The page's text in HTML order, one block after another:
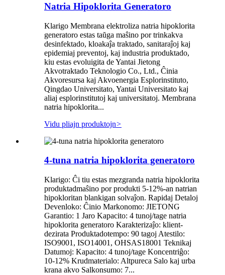
Natria Hipoklorita Generatoro
Klarigo Membrana elektroliza natria hipoklorita
generatoro estas taŭga maŝino por trinkakva
desinfektado, kloakaĵa traktado, sanitaraĵoj kaj
epidemiaj preventoj, kaj industria produktado,
kiu estas evoluigita de Yantai Jietong
Akvotraktado Teknologio Co., Ltd., Ĉinia
Akvoresursa kaj Akvoenergia Esplorinstituto,
Qingdao Universitato, Yantai Universitato kaj
aliaj esplorinstitutoj kaj universitatoj. Membrana
natria hipoklorita...
Vidu pliajn produktojn>
4-tuna natria hipoklorita generatoro
Klarigo: Ĉi tiu estas mezgranda natria hipoklorita
produktadmaŝino por produkti 5-12%-an natrian
hipokloritan blankigan solvaĵon. Rapidaj Detaloj
Devenloko: Ĉinio Markonomo: JIETONG
Garantio: 1 Jaro Kapacito: 4 tunoj/tage natria
hipoklorita generatoro Karakterizaĵo: klient-
dezirata Produktadotempo: 90 tagoj Atestilo:
ISO9001, ISO14001, OHSAS18001 Teknikaj
Datumoj: Kapacito: 4 tunoj/tage Koncentriĝo:
10-12% Krudmaterialo: Altpureca Salo kaj urba
krana akvo Salkonsumo: 7...